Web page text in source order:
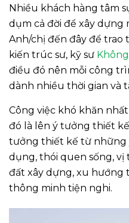
Nhiều khách hàng tâm
dụm cả đời để xây dựng
Anh/chị đến đây để trao
kiến trúc sư, kỹ sư
điều đó nên mỗi công
dành nhiều thời gian và
Công việc khó khăn
đó là lên ý tưởng thiết
tưởng thiết kế từ những
dụng, thói quen sống, vị
đất xây dựng, xu hướng
thông minh tiện nghi.